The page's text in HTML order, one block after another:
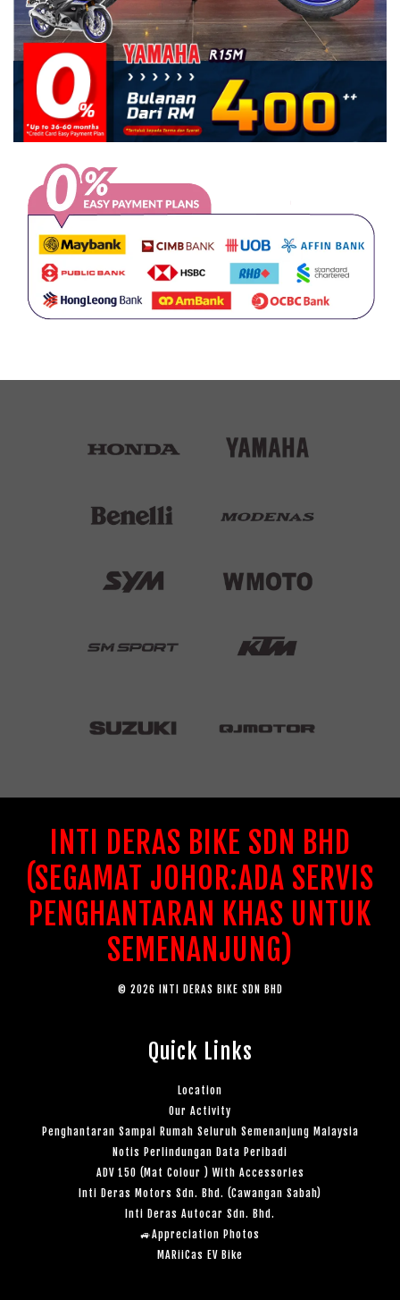
INTI DERAS BIKE SDN BHD
(SEGAMAT JOHOR:ADA SERVIS
PENGHANTARAN KHAS UNTUK
SEMENANJUNG)
© 2026 INTI DERAS BIKE SDN BHD
Quick Links
Location
Our Activity
Penghantaran Sampai Rumah Seluruh Semenanjung Malaysia
Notis Perlindungan Data Peribadi
ADV 150 (Mat Colour ) With Accessories
Inti Deras Motors Sdn. Bhd. (Cawangan Sabah)
Inti Deras Autocar Sdn. Bhd.
🚙Appreciation Photos
MARiiCas EV Bike